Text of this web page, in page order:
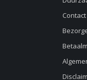
Contact